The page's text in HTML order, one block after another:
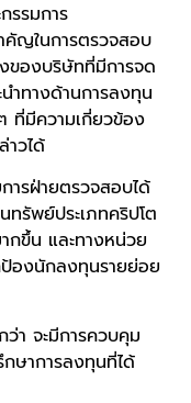
รรมการ
ญในการตรวจสอบ
ของบริษัทที่มีการจด
ำทางด้านการลงทุน
ที่มีความเกี่ยวข้อง
าวได้
รฝ่ายตรวจสอบได้
รัพย์ประเภทคริปโต
กขึ้น และทางหน่วย
ป้องนักลงทุนรายย่อย
า จะมีการควบคุม
ษาการลงทุนที่ได้